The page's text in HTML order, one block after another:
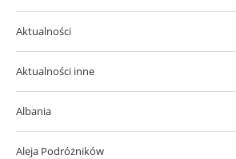
Aktualności
Aktualności inne
Albania
Aleja Podróżników